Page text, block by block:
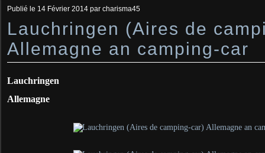
Publié le 14 Février 2014 par charisma45
Lauchringen (Aires de
Allemagne an camping-car
Lauchringen
Allemagne